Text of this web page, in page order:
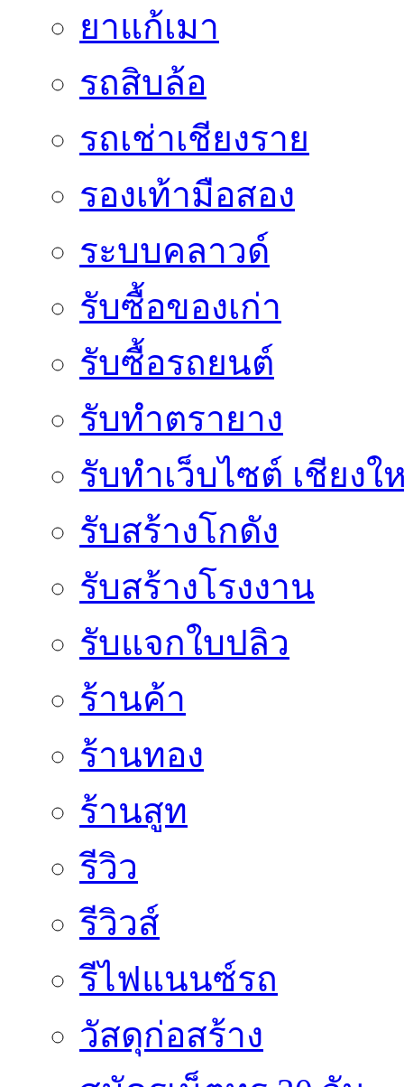
ยาแก้เมา
รถสิบล้อ
รถเช่าเชียงราย
รองเท้ามือสอง
ระบบคลาวด์
รับซื้อของเก่า
รับซื้อรถยนต์
รับทำตรายาง
รับทำเว็บไซต์ เชียงใ
รับสร้างโกดัง
รับสร้างโรงงาน
รับแจกใบปลิว
ร้านค้า
ร้านทอง
ร้านสูท
รีวิว
รีวิวส์
รีไฟแนนซ์รถ
วัสดุก่อสร้าง